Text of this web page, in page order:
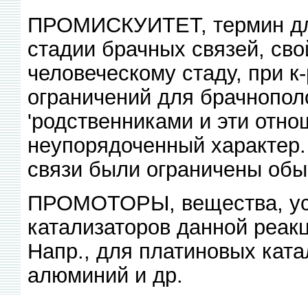
ПРОМИСКУИТЕТ, термин
стадии брачных связей,
человеческому стаду, при
ограничений для
'родственниками и эти
неупорядоченный
связи были ограничены
ПРОМОТОРЫ, вещества,
катализаторов данной
Напр., для платиновых
алюминий и др.